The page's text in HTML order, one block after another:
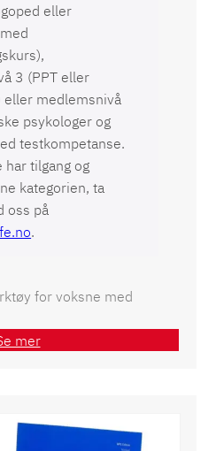
eller
3 (PPT eller
medlemsnivå
psykologer og
testkompetanse.
har tilgang og
kategorien, ta
oss på
.
for voksne med
mer